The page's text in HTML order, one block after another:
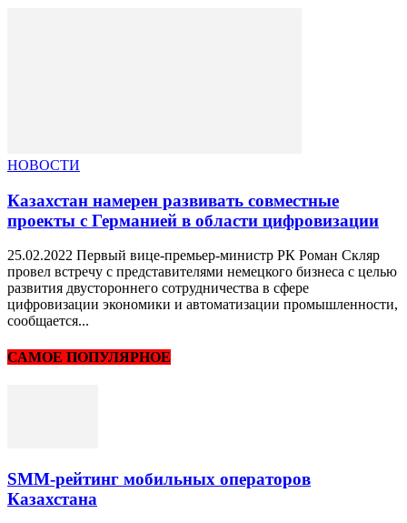
НОВОСТИ
Казахстан намерен развивать совместные
проекты с Германией в области цифровизации
25.02.2022 Первый вице-премьер-министр РК Роман Скляр
провел встречу с представителями немецкого бизнеса с целью
развития двустороннего сотрудничества в сфере
цифровизации экономики и автоматизации промышленности,
сообщается...
САМОЕ ПОПУЛЯРНОЕ
SMM-рейтинг мобильных операторов
Казахстана